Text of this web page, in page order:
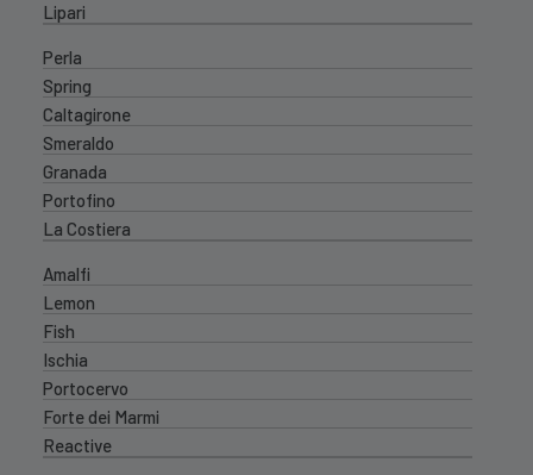
Lipari
Perla
Spring
Caltagirone
Smeraldo
Granada
Portofino
La Costiera
Amalfi
Lemon
Fish
Ischia
Portocervo
Forte dei Marmi
Reactive